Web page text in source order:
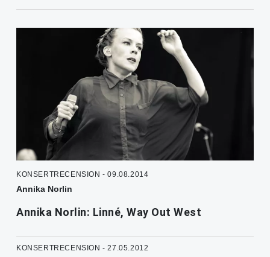
KONSERTRECENSION - 09.08.2014
Annika Norlin
Annika Norlin: Linné, Way Out West
KONSERTRECENSION - 27.05.2012